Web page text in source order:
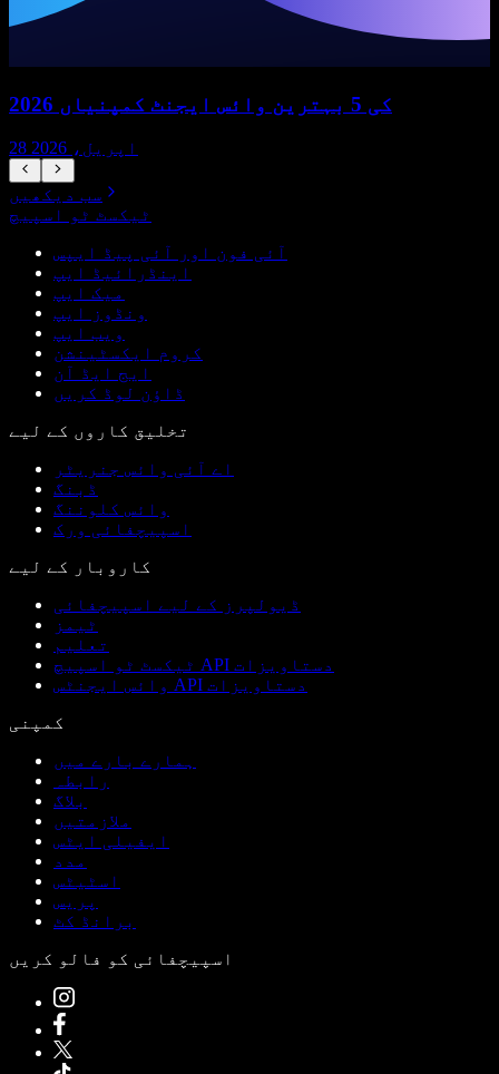
2026 کی 5 بہترین وائس ایجنٹ کمپنیاں
28 اپریل، 2026
سب دیکھیں
ٹیکسٹ ٹو اسپیچ
آئی فون اور آئی پیڈ ایپس
اینڈرائیڈ ایپ
میک ایپ
ونڈوز ایپ
ویب ایپ
کروم ایکسٹینشن
ایج ایڈ آن
ڈاؤن لوڈ کریں
تخلیق کاروں کے لیے
اے آئی وائس جنریٹر
ڈبنگ
وائس کلوننگ
اسپیچفائی ورک
کاروبار کے لیے
ڈیولپرز کے لیے اسپیچفائی
ٹیمز
تعلیم
ٹیکسٹ ٹو اسپیچ API دستاویزات
وائس ایجنٹس API دستاویزات
کمپنی
ہمارے بارے میں
رابطہ
بلاگ
ملازمتیں
ایفیلی ایٹس
مدد
اسٹیٹس
پریس
برانڈ کٹ
اسپیچفائی کو فالو کریں